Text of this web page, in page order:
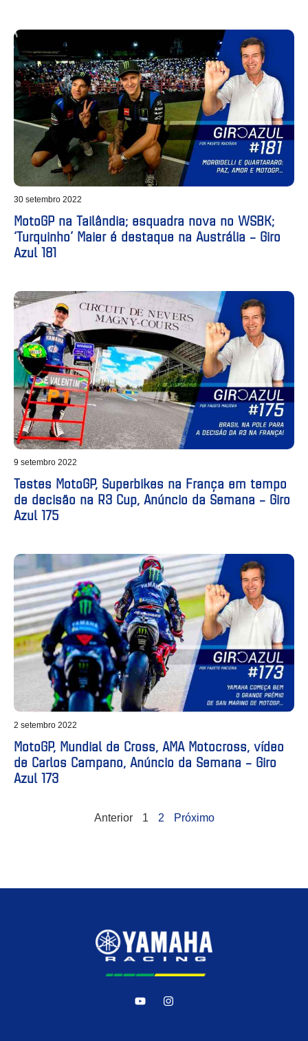
30 setembro 2022
MotoGP na Tailândia; esquadra nova no WSBK;
‘Turquinho’ Maier é destaque na Austrália – Giro
Azul 181
9 setembro 2022
Testes MotoGP, Superbikes na França em tempo
de decisão na R3 Cup, Anúncio da Semana – Giro
Azul 175
2 setembro 2022
MotoGP, Mundial de Cross, AMA Motocross, vídeo
de Carlos Campano, Anúncio da Semana – Giro
Azul 173
Anterior 1 2 Próximo